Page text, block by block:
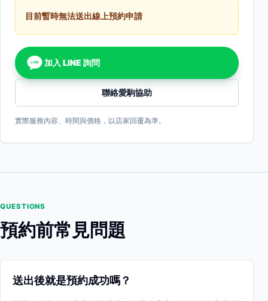
目前暫時無法送出線上預約申請
LINE 加入 LINE 詢問
聯絡愛駒協助
實際服務內容、時間與價格，以店家回覆為準。
QUESTIONS
預約前常見問題
送出後就是預約成功嗎？